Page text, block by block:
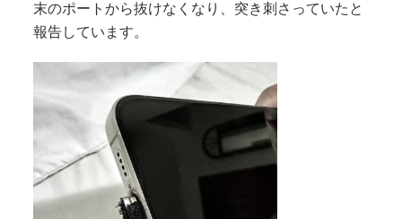
末のポートから抜けなくなり、突き刺さっていたと
報告しています。